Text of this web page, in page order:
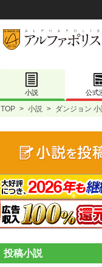
小説 公式
TOP > 小説 > ダンジョン
投稿小説